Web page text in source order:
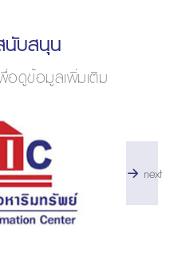
นับสนุน
อดูข้อมูลเพิ่มเติม
next